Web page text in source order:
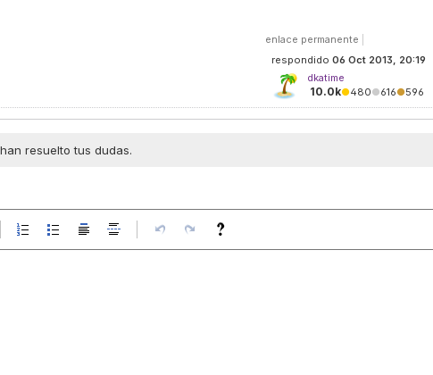
enlace permanente
respondido 06 Oct 2013, 20:19
dkatime
10.0k●480●616●596
resuelto tus dudas.